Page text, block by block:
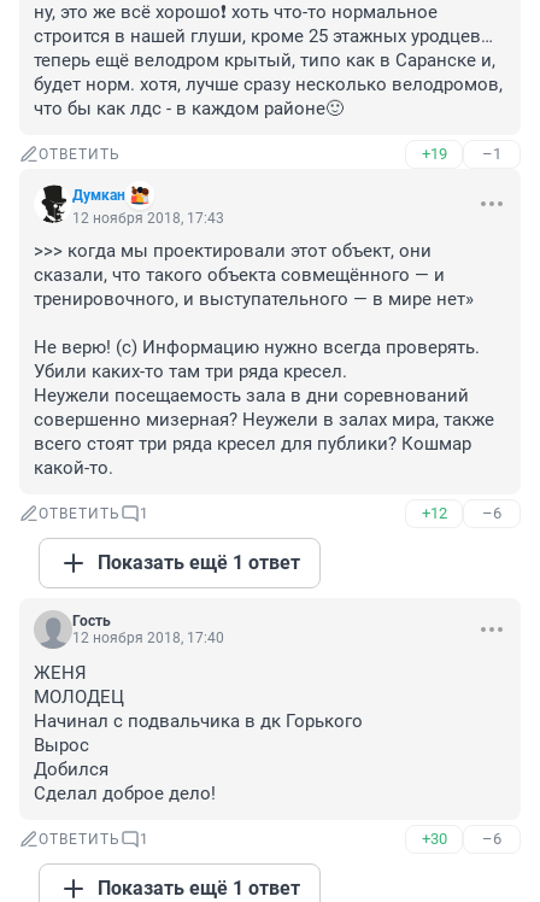
ну, это же всё хорошо❗ хоть что-то нормальное
строится в нашей глуши, кроме 25 этажных уродцев…
теперь ещё велодром крытый, типо как в Саранске и,
будет норм. хотя, лучше сразу несколько велодромов,
что бы как лдс - в каждом районе🙂
ОТВЕТИТЬ +19 –1
Думкан
12 ноября 2018, 17:43
>>> когда мы проектировали этот объект, они
сказали, что такого объекта совмещённого — и
тренировочного, и выступательного — в мире нет»
Не верю! (с) Информацию нужно всегда проверять.
Убили каких-то там три ряда кресел.
Неужели посещаемость зала в дни соревнований
совершенно мизерная? Неужели в залах мира, также
всего стоят три ряда кресел для публики? Кошмар
какой-то.
ОТВЕТИТЬ 1 +12 –6
Показать ещё 1 ответ
Гость
12 ноября 2018, 17:40
ЖЕНЯ
МОЛОДЕЦ
Начинал с подвальчика в дк Горького
Вырос
Добился
Сделал доброе дело!
ОТВЕТИТЬ 1 +30 –6
Показать ещё 1 ответ